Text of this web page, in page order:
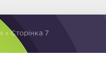
» Сторінка 7